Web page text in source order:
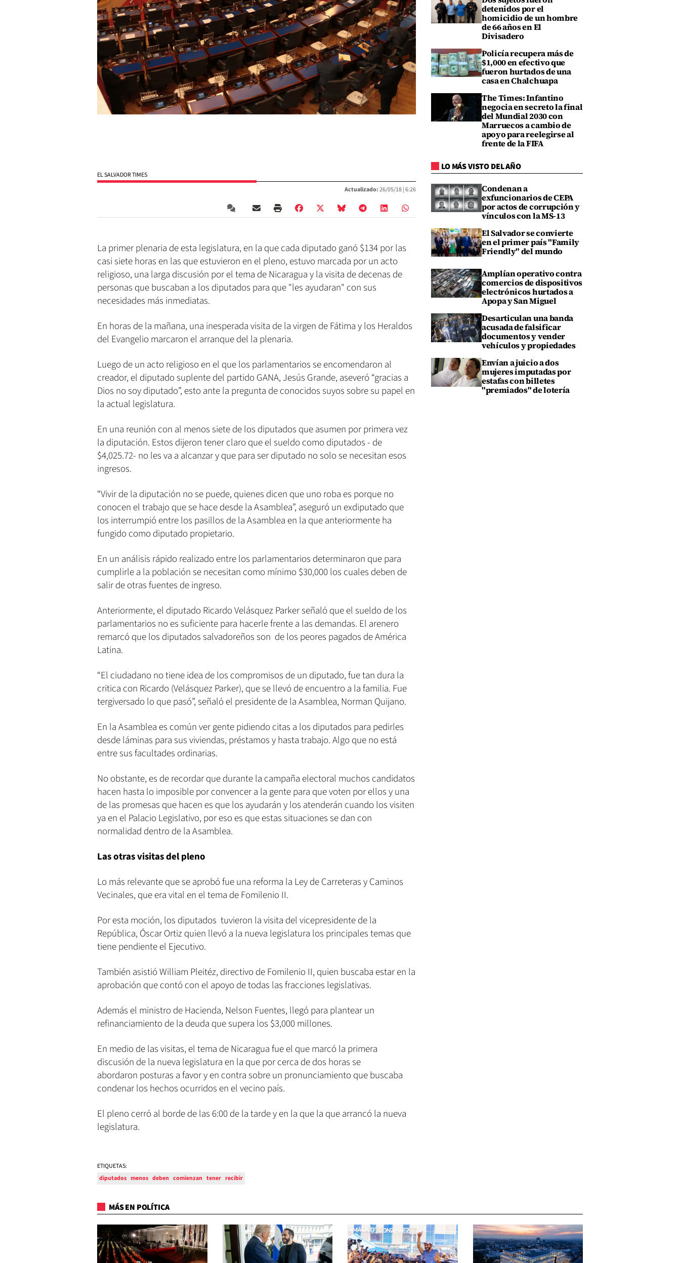
EL SALVADOR TIMES
Actualizado:26/05/18 |6:26
La primer plenaria de esta legislatura, en la que cada diputado ganó $134 por las
casi siete horas en las que estuvieron en el pleno, estuvo marcada por un acto
religioso, una larga discusión por el tema de Nicaragua y la visita de decenas de
personas que buscaban a los diputados para que "les ayudaran" con sus
necesidades más inmediatas.
En horas de la mañana, una inesperada visita de la virgen de Fátima y los Heraldos
del Evangelio marcaron el arranque del la plenaria.
Luego de un acto religioso en el que los parlamentarios se encomendaron al
creador, el diputado suplente del partido GANA, Jesús Grande, aseveró “gracias a
Dios no soy diputado”, esto ante la pregunta de conocidos suyos sobre su papel en
la actual legislatura.
En una reunión con al menos siete de los diputados que asumen por primera vez
la diputación. Estos dijeron tener claro que el sueldo como diputados - de
$4,025.72- no les va a alcanzar y que para ser diputado no solo se necesitan esos
ingresos.
“Vivir de la diputación no se puede, quienes dicen que uno roba es porque no
conocen el trabajo que se hace desde la Asamblea”, aseguró un exdiputado que
los interrumpió entre los pasillos de la Asamblea en la que anteriormente ha
fungido como diputado propietario.
En un análisis rápido realizado entre los parlamentarios determinaron que para
cumplirle a la población se necesitan como mínimo $30,000 los cuales deben de
salir de otras fuentes de ingreso.
Anteriormente, el diputado Ricardo Velásquez Parker señaló que el sueldo de los
parlamentarios no es suficiente para hacerle frente a las demandas. El arenero
remarcó que los diputados salvadoreños son de los peores pagados de América
Latina.
“El ciudadano no tiene idea de los compromisos de un diputado, fue tan dura la
critica con Ricardo (Velásquez Parker), que se llevó de encuentro a la familia. Fue
tergiversado lo que pasó”, señaló el presidente de la Asamblea, Norman Quijano.
En la Asamblea es común ver gente pidiendo citas a los diputados para pedirles
desde láminas para sus viviendas, préstamos y hasta trabajo. Algo que no está
entre sus facultades ordinarias.
No obstante, es de recordar que durante la campaña electoral muchos candidatos
hacen hasta lo imposible por convencer a la gente para que voten por ellos y una
de las promesas que hacen es que los ayudarán y los atenderán cuando los visiten
ya en el Palacio Legislativo, por eso es que estas situaciones se dan con
normalidad dentro de la Asamblea.
Las otras visitas del pleno
Lo más relevante que se aprobó fue una reforma la Ley de Carreteras y Caminos
Vecinales, que era vital en el tema de Fomilenio II.
Por esta moción, los diputados tuvieron la visita del vicepresidente de la
República, Óscar Ortiz quien llevó a la nueva legislatura los principales temas que
tiene pendiente el Ejecutivo.
También asistió William Pleitéz, directivo de Fomilenio II, quien buscaba estar en la
aprobación que contó con el apoyo de todas las fracciones legislativas.
Además el ministro de Hacienda, Nelson Fuentes, llegó para plantear un
refinanciamiento de la deuda que supera los $3,000 millones.
En medio de las visitas, el tema de Nicaragua fue el que marcó la primera
discusión de la nueva legislatura en la que por cerca de dos horas se
abordaron posturas a favor y en contra sobre un pronunciamiento que buscaba
condenar los hechos ocurridos en el vecino país.
El pleno cerró al borde de las 6:00 de la tarde y en la que la que arrancó la nueva
legislatura.
ETIQUETAS:
diputados menos deben comienzan tener recibir
detenidos por el
homicidio de un hombre
de 66 años en El
Divisadero
Policía recupera más de
$1,000 en efectivo que
fueron hurtados de una
casa en Chalchuapa
The Times: Infantino
negocia en secreto la final
del Mundial 2030 con
Marruecos a cambio de
apoyo para reelegirse al
frente de la FIFA
LO MÁS VISTO DEL AÑO
Condenan a
exfuncionarios de CEPA
por actos de corrupción y
vínculos con la MS-13
El Salvador se convierte
en el primer país "Family
Friendly" del mundo
Amplían operativo contra
comercios de dispositivos
electrónicos hurtados a
Apopa y San Miguel
Desarticulan una banda
acusada de falsificar
documentos y vender
vehículos y propiedades
Envían a juicio a dos
mujeres imputadas por
estafas con billetes
"premiados" de lotería
MÁS EN POLÍTICA